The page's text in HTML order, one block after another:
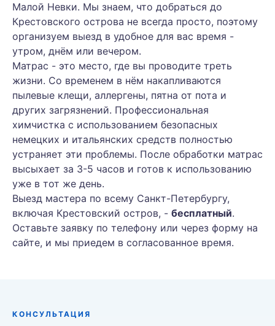
Малой Невки. Мы знаем, что добраться до
Крестовского острова не всегда просто, поэтому
организуем выезд в удобное для вас время -
утром, днём или вечером.
Матрас - это место, где вы проводите треть
жизни. Со временем в нём накапливаются
пылевые клещи, аллергены, пятна от пота и
других загрязнений. Профессиональная
химчистка с использованием безопасных
немецких и итальянских средств полностью
устраняет эти проблемы. После обработки матрас
высыхает за 3-5 часов и готов к использованию
уже в тот же день.
Выезд мастера по всему Санкт-Петербургу,
включая Крестовский остров, - бесплатный.
Оставьте заявку по телефону или через форму на
сайте, и мы приедем в согласованное время.
КОНСУЛЬТАЦИЯ